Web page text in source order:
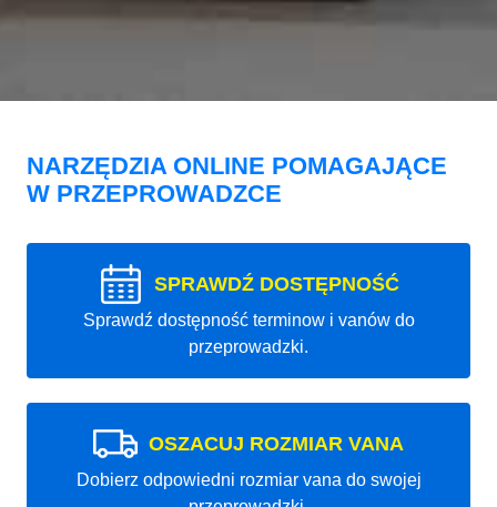
NARZĘDZIA ONLINE POMAGAJĄCE
W PRZEPROWADZCE
SPRAWDŹ DOSTĘPNOŚĆ
Sprawdź dostępność terminow i vanów do
przeprowadzki.
OSZACUJ ROZMIAR VANA
Dobierz odpowiedni rozmiar vana do swojej